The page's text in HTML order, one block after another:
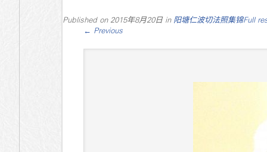
Published on 2015年8月20日in 阳塘仁波切法照集锦Full
← Previous